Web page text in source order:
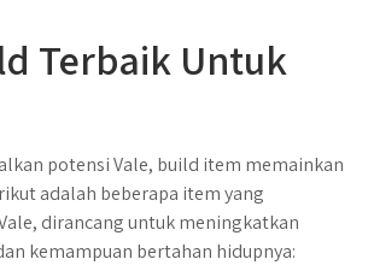
Terbaik Untuk
potensi Vale, build item memainkan
adalah beberapa item yang
dirancang untuk meningkatkan
kemampuan bertahan hidupnya: